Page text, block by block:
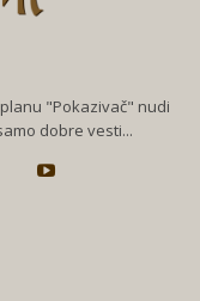
"Pokazivač" nudi
dobre vesti...